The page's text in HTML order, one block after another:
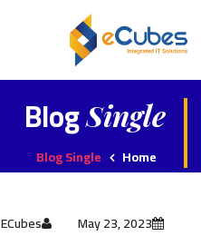
BlogSingle
Home
Blog Single
May 23, 2023
ECubes